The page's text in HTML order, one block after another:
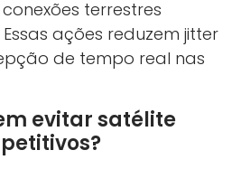
terrestres
ações reduzem jitter
de tempo real nas
evitar satélite